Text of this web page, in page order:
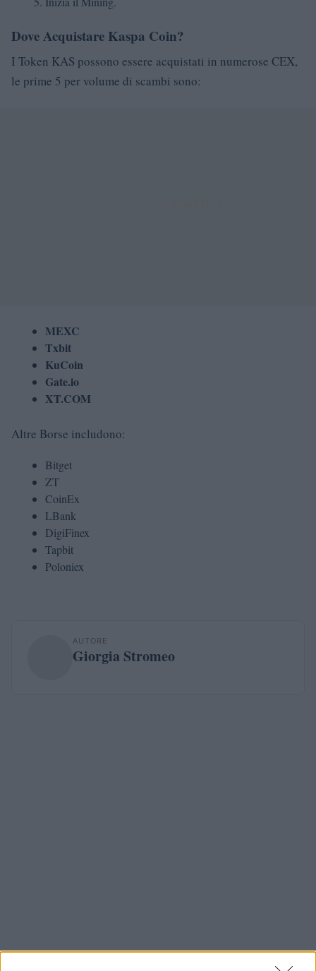
Dove Acquistare Kaspa Coin?
I Token KAS possono essere acquistati in numerose CEX,
le prime 5 per volume di scambi sono:
MEXC
Txbit
KuCoin
Gate.io
XT.COM
Altre Borse includono:
Bitget
ZT
CoinEx
LBank
DigiFinex
Tapbit
Poloniex
AUTORE
Giorgia Stromeo